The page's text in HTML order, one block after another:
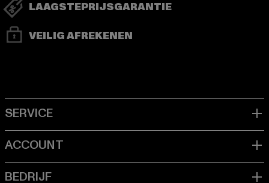
LAAGSTEPRIJSGARANTIE
VEILIG AFREKENEN